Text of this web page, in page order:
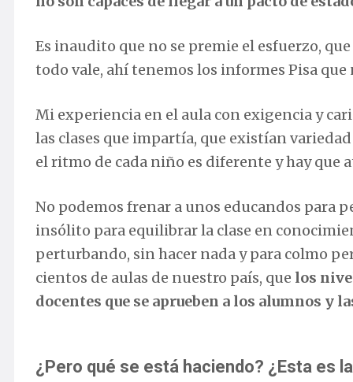
Es inaudito que no se premie el esfuerzo,
todo vale, ahí tenemos los informes Pisa
Mi experiencia en el aula con exigencia y
las clases que impartía, que existían
el ritmo de cada niño es diferente y hay
No podemos frenar a unos educandos para
insólito para equilibrar la clase en
perturbando, sin hacer nada y para colmo
cientos de aulas de nuestro país, que los
docentes que se aprueben a los alumnos y
¿Pero qué se está haciendo? ¿Esta es